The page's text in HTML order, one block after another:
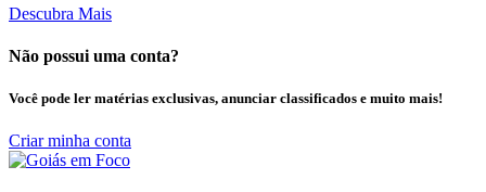
Descubra Mais
Não possui uma conta?
Você pode ler matérias exclusivas, anunciar classificados e muito mais!
Criar minha conta